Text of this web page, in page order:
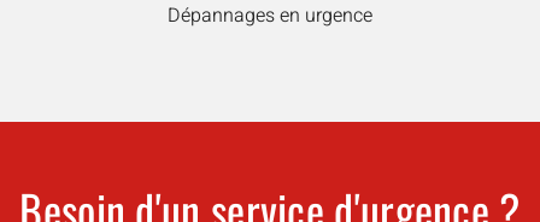
Dépannages en urgence